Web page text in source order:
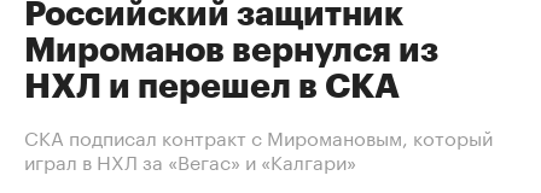
Российский защитник
Мироманов вернулся из
НХЛ и перешел в СКА
СКА подписал контракт с Миромановым, который
играл в НХЛ за «Вегас» и «Калгари»